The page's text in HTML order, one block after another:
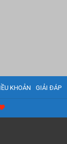
KHOẢN GIẢI ĐÁP